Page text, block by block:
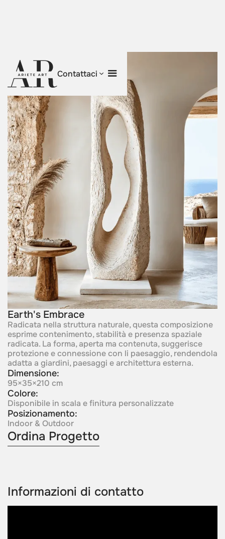
Contattaci
Earth's Embrace
Radicata nella struttura naturale, questa composizione
esprime contenimento, stabilità e presenza spaziale
radicata. La forma, aperta ma contenuta, suggerisce
protezione e connessione con li paesaggio, rendendola
adatta a giardini, paesaggi e architettura esterna.
Dimensione:
95×35×210 cm
Colore:
Disponibile in scala e finitura personalizzate
Posizionamento:
Indoor & Outdoor
Ordina Progetto
Informazioni di contatto